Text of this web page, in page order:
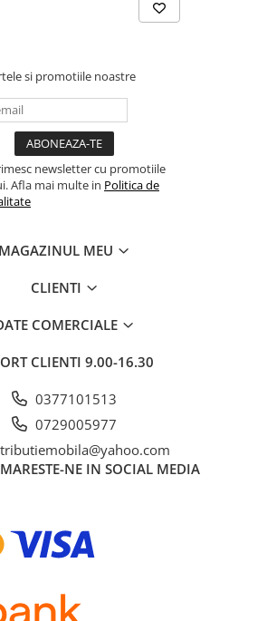
si promotiile noastre
newsletter cu promotiile
Afla mai multe in Politica de
MAGAZINUL MEU
CLIENTI
COMERCIALE
CLIENTI 9.00-16.30
0377101513
0729005977
NE IN SOCIAL MEDIA